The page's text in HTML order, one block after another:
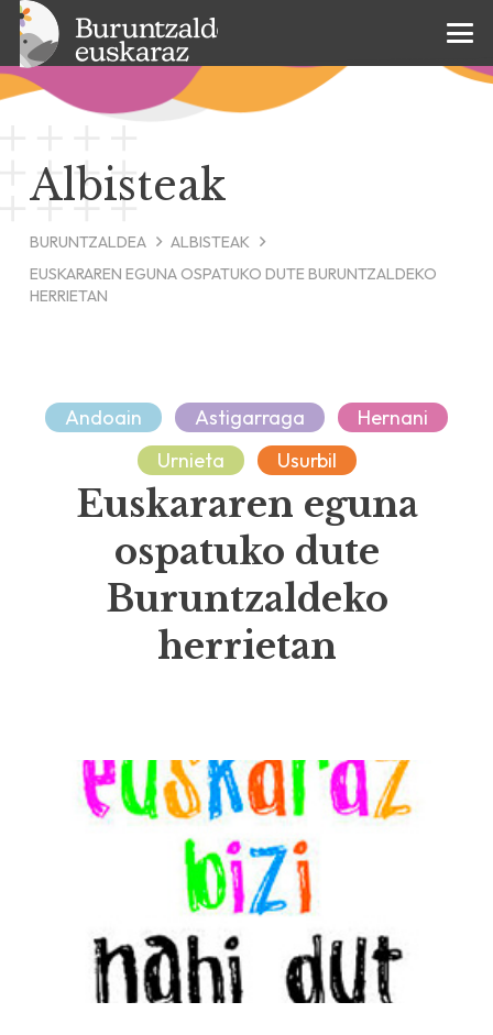
Albisteak
BURUNTZALDEA
ALBISTEAK
EUSKARAREN EGUNA OSPATUKO DUTE BURUNTZALDEKO
HERRIETAN
Andoain Astigarraga
Hernani
Urnieta
Usurbil
Euskararen eguna
ospatuko dute
Buruntzaldeko
herrietan